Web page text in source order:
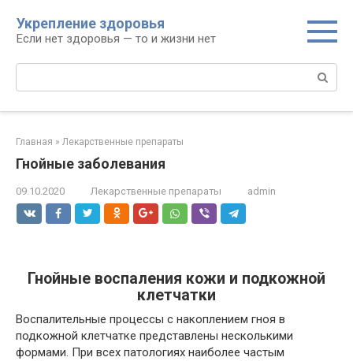
контенту
Укрепление здоровья
Если нет здоровья — то и жизни нет
Поиск:
Главная » Лекарственные препараты
Гнойные заболевания
09.10.2020 Лекарственные препараты admin
Гнойные воспаления кожи и подкожной
клетчатки
Воспалительные процессы с накоплением гноя в
подкожной клетчатке представлены несколькими
формами. При всех патологиях наиболее частым